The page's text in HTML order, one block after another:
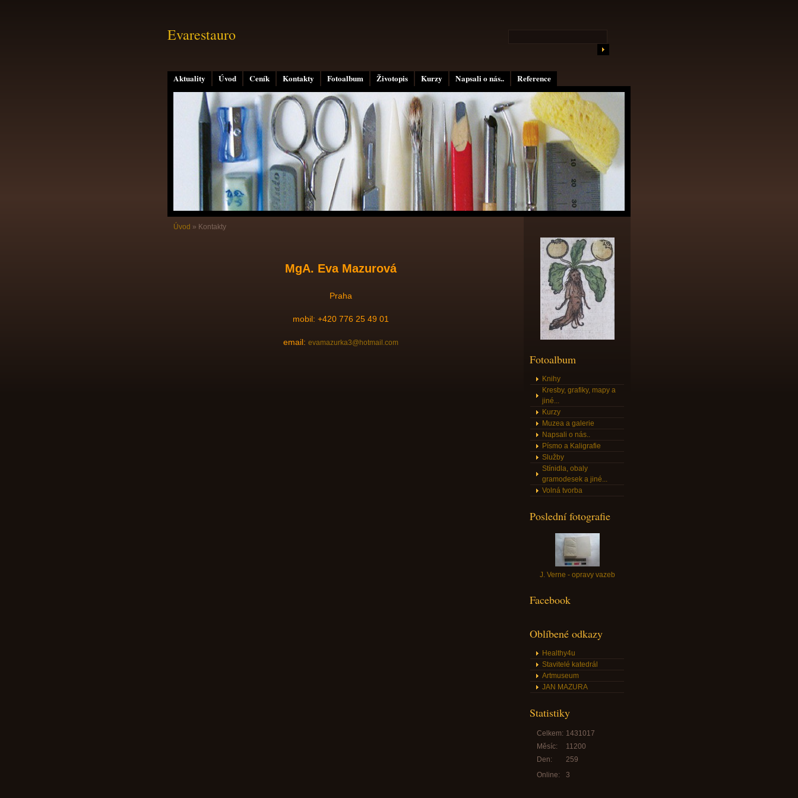
Aktuality Úvod Ceník Kontakty Fotoalbum Životopis Kurzy Napsali o nás.. Reference
Evarestauro
Úvod » Kontakty
MgA. Eva Mazurová
Praha
mobil: +420 776 25 49 01
email: evamazurka3@hotmail.com
Fotoalbum
Knihy
Kresby, grafiky, mapy a
jiné...
Kurzy
Muzea a galerie
Napsali o nás..
Písmo a Kaligrafie
Služby
Stínidla, obaly
gramodesek a jiné...
Volná tvorba
Poslední fotografie
J. Verne - opravy vazeb
Facebook
Oblíbené odkazy
Healthy4u
Stavitelé katedrál
Artmuseum
JAN MAZURA
Statistiky
Online: 3
Celkem: 1431017
Měsíc:
11200
Den:
259